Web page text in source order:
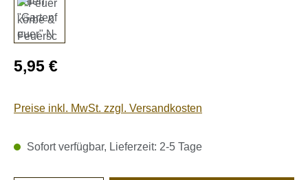
Regulärer Preis:
5,95 €
Preise inkl. MwSt. zzgl. Versandkosten
Sofort verfügbar, Lieferzeit: 2-5 Tage